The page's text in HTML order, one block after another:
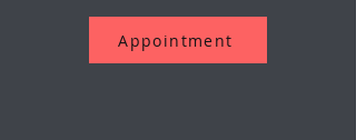
Appointment